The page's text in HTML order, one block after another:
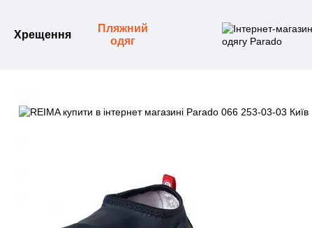
Хрещення
Пляжний
одяг